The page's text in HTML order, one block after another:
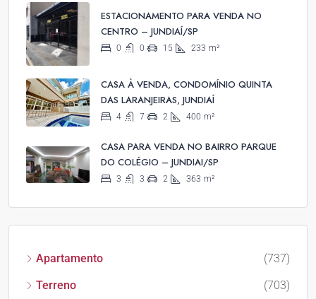
ESTACIONAMENTO PARA VENDA NO
CENTRO – JUNDIAÍ/SP
0 0 15 233 m²
CASA À VENDA, CONDOMÍNIO QUINTA
DAS LARANJEIRAS, JUNDIAÍ
4 7 2 400 m²
CASA PARA VENDA NO BAIRRO PARQUE
DO COLÉGIO – JUNDIAI/SP
3 3 2 363 m²
Apartamento
(737)
Terreno
(703)